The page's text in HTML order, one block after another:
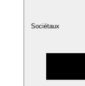
Sociétaux